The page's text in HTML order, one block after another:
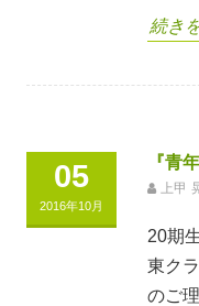
続き
05
2016年10月
『青
上甲
20期
東ク
のご